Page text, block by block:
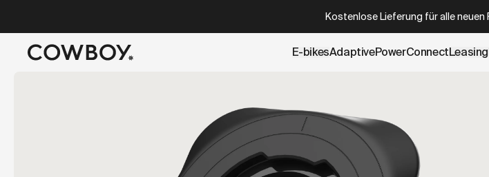
Kostenlose Lieferung für alle neuen
E-bikesAdaptivePowerConnectLeasing
eine Probefahrt ist in deiner Nähe verfügbar